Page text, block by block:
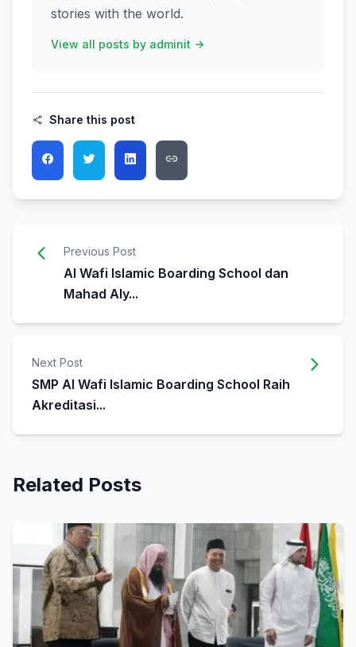
stories with the world.
View all posts by adminit
Share this post
Previous Post
Al Wafi Islamic Boarding School dan
Mahad Aly...
Next Post
SMP Al Wafi Islamic Boarding School Raih
Akreditasi...
Related Posts